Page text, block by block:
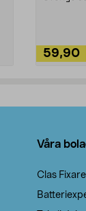
59,90
Våra
Clas Fixare